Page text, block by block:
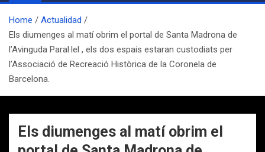
Home
Actualidad
Els diumenges al matí obrim el portal de Santa Madrona de
l’Avinguda Paral·lel , els dos espais estaran custodiats per
l’Associació de Recreació Històrica de la Coronela de
Barcelona.
Els diumenges al matí obrim el